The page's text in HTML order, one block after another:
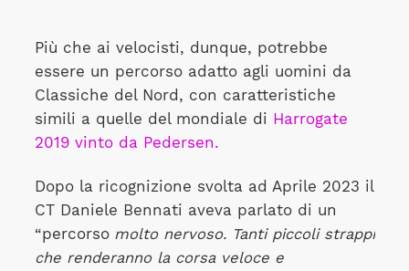
Più che ai velocisti, dunque, potrebbe
essere un percorso adatto agli uomini da
Classiche del Nord, con caratteristiche
simili a quelle del mondiale di Harrogate
2019 vinto da Pedersen.
Dopo la ricognizione svolta ad Aprile 2023 il
CT Daniele Bennati aveva parlato di un
“percorso molto nervoso. Tanti piccoli strappi
che renderanno la corsa veloce e